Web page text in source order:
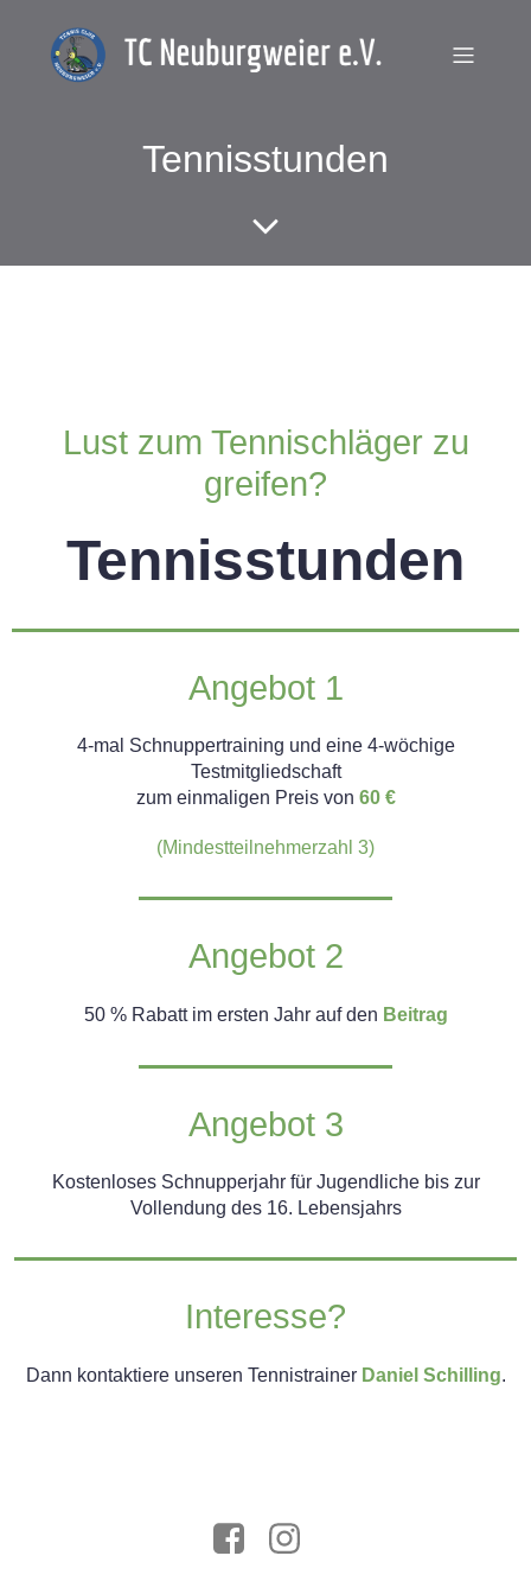
Tennisstunden
Lust zum Tennischläger zu
greifen?
Tennisstunden
Angebot 1
4-mal Schnuppertraining und eine 4-wöchige
Testmitgliedschaft
zum einmaligen Preis von 60 €
(Mindestteilnehmerzahl 3)
Angebot 2
50 % Rabatt im ersten Jahr auf den Beitrag
Angebot 3
Kostenloses Schnupperjahr für Jugendliche bis zur
Vollendung des 16. Lebensjahrs
Interesse?
Dann kontaktiere unseren Tennistrainer Daniel Schilling.